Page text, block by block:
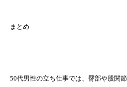
まとめ
50代男性の立ち仕事では、臀部や股関